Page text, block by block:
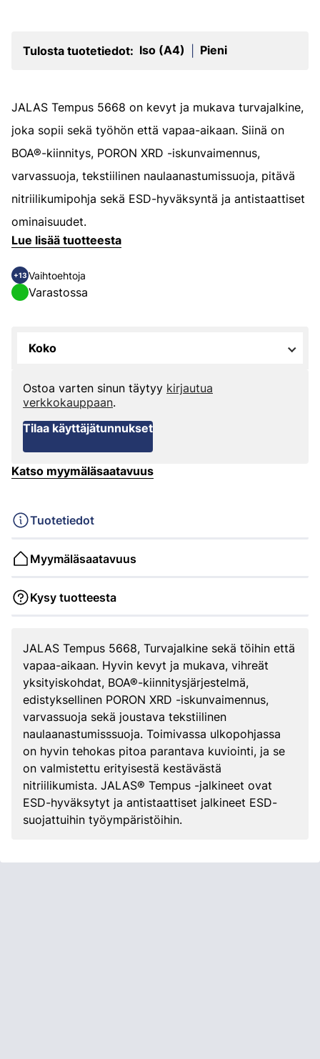
Tulosta tuotetiedot: Iso (A4) Pieni
JALAS Tempus 5668 on kevyt ja mukava turvajalkine,
joka sopii sekä työhön että vapaa-aikaan. Siinä on
BOA®-kiinnitys, PORON XRD -iskunvaimennus,
varvassuoja, tekstiilinen naulaanastumissuoja, pitävä
nitriilikumipohja sekä ESD-hyväksyntä ja antistaattiset
ominaisuudet.
Lue lisää tuotteesta
+13 Vaihtoehtoja
Varastossa
Koko
Ostoa varten sinun täytyy kirjautua
verkkokauppaan.
Tilaa käyttäjätunnukset
Katso myymäläsaatavuus
Tuotetiedot
Myymäläsaatavuus
Kysy tuotteesta
JALAS Tempus 5668, Turvajalkine sekä töihin että
vapaa-aikaan. Hyvin kevyt ja mukava, vihreät
yksityiskohdat, BOA®-kiinnitysjärjestelmä,
edistyksellinen PORON XRD -iskunvaimennus,
varvassuoja sekä joustava tekstiilinen
naulaanastumisssuoja. Toimivassa ulkopohjassa
on hyvin tehokas pitoa parantava kuviointi, ja se
on valmistettu erityisestä kestävästä
nitriilikumista. JALAS® Tempus -jalkineet ovat
ESD-hyväksytyt ja antistaattiset jalkineet ESD-
suojattuihin työympäristöihin.